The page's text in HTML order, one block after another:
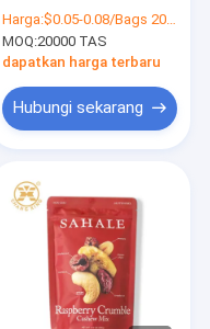
Kering Buah Dried
Mango Packaging
Bags Stand Up Bags
Harga:$0.05-0.08/Bags 20000-99999 Bags
MOQ:20000 TAS
dapatkan harga terbaru
Hubungi sekarang